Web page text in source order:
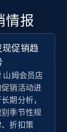
url
more.
开始
情报
现促销趋
山姆会员店
促销活动进
期分析，
别季节性规
折扣策